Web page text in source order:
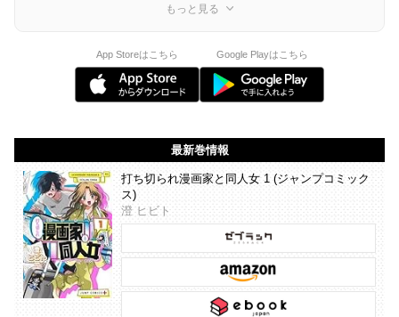
もっと見る
App Storeはこちら Google Playはこちら
最新巻情報
打ち切られ漫画家と同人女 1 (ジャンプコミック
ス)
澄 ヒビト